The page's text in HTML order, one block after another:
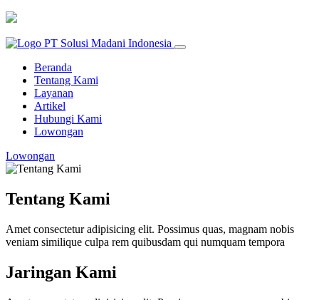
Beranda
Tentang Kami
Layanan
Artikel
Hubungi Kami
Lowongan
Lowongan
Tentang Kami
Amet consectetur adipisicing elit. Possimus quas, magnam nobis
veniam similique culpa rem quibusdam qui numquam tempora
Jaringan Kami